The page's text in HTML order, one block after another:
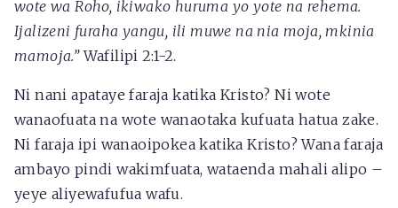
wote wa Roho, ikiwako huruma yo yote na rehema.
Ijalizeni furaha yangu, ili muwe na nia moja, mkinia
mamoja.”Wafilipi 2:1-2.
Ni nani apataye faraja katika Kristo? Ni wote
wanaofuata na wote wanaotaka kufuata hatua zake.
Ni faraja ipi wanaoipokea katika Kristo? Wana faraja
ambayo pindi wakimfuata, wataenda mahali alipo –
yeye aliyewafufua wafu.